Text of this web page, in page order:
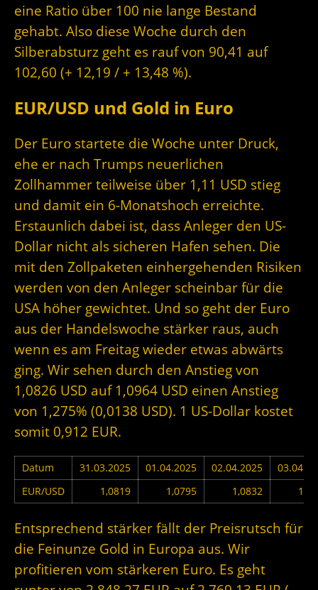
eine Ratio über 100 nie lange Bestand
gehabt. Also diese Woche durch den
Silberabsturz geht es rauf von 90,41 auf
102,60 (+ 12,19 / + 13,48 %).
EUR/USD und Gold in Euro
Der Euro startete die Woche unter Druck,
ehe er nach Trumps neuerlichen
Zollhammer teilweise über 1,11 USD stieg
und damit ein 6-Monatshoch erreichte.
Erstaunlich dabei ist, dass Anleger den US-
Dollar nicht als sicheren Hafen sehen. Die
mit den Zollpaketen einhergehenden Risiken
werden von den Anleger scheinbar für die
USA höher gewichtet. Und so geht der Euro
aus der Handelswoche stärker raus, auch
wenn es am Freitag wieder etwas abwärts
ging. Wir sehen durch den Anstieg von
1,0826 USD auf 1,0964 USD einen Anstieg
von 1,275% (0,0138 USD). 1 US-Dollar kostet
somit 0,912 EUR.
Datum 31.03.2025 01.04.2025 02.04.2025
EUR/USD
1,0819 1,0795 1,0832
Entsprechend stärker fällt der Preisrutsch für
die Feinunze Gold in Europa aus. Wir
profitieren vom stärkeren Euro. Es geht